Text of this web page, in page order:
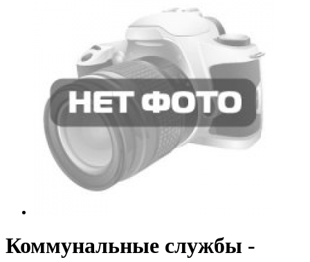
Коммунальные службы -